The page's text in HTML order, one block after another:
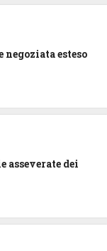
esteso
asseverate dei